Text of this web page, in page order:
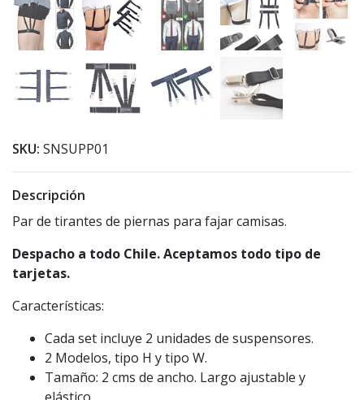
SKU: SNSUPP01
Descripción
Par de tirantes de piernas para fajar camisas.
Despacho a todo Chile. Aceptamos todo tipo de
tarjetas.
Características:
Cada set incluye 2 unidades de suspensores.
2 Modelos, tipo H y tipo W.
Tamaño: 2 cms de ancho. Largo ajustable y